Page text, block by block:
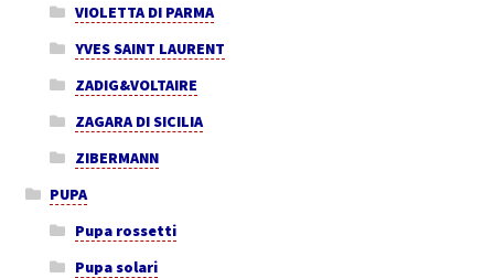
VIOLETTA DI PARMA
YVES SAINT LAURENT
ZADIG&VOLTAIRE
ZAGARA DI SICILIA
ZIBERMANN
PUPA
Pupa rossetti
Pupa solari